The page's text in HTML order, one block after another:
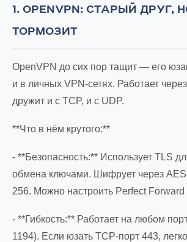
1. OPENVPN: СТАРЫЙ ДРУГ,
ТОРМОЗИТ
OpenVPN до сих пор тащит — его
и в личных VPN-сетях. Работает
дружит и с TCP, и с UDP.
**Что в нём крутого:**
- **Безопасность:** Использует TLS
обмена ключами. Шифрует через
256. Можно настроить Perfect
- **Гибкость:** Работает на любом
1194). Если юзать TCP-порт 443,